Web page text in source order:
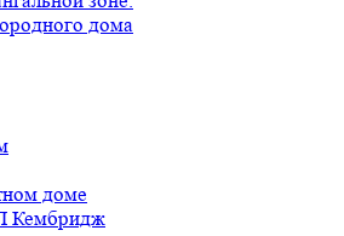
дома
доме
Кембридж